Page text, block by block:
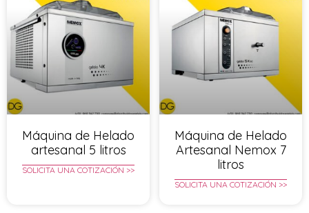
Máquina de Helado
artesanal 5 litros
SOLICITA UNA COTIZACIÓN >>
Máquina de Helado
Artesanal Nemox 7
litros
SOLICITA UNA COTIZACIÓN >>